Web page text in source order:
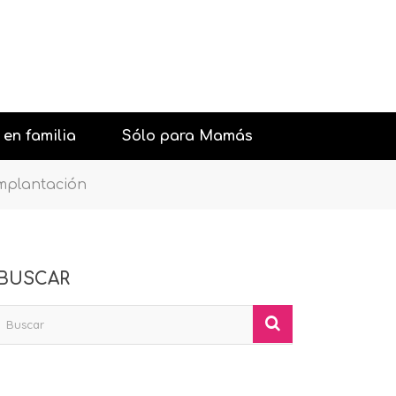
familia
niños
con niños
Sólo para Mamás
BUSCAR